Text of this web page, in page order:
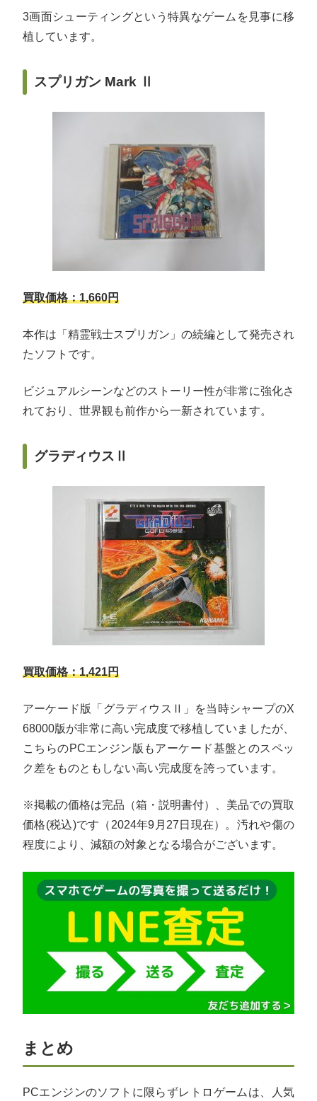
3画面シューティングという特異なゲームを見事に移
植しています。
スプリガン Mark Ⅱ
買取価格：1,660円
本作は「精霊戦士スプリガン」の続編として発売され
たソフトです。
ビジュアルシーンなどのストーリー性が非常に強化さ
れており、世界観も前作から一新されています。
グラディウスⅡ
買取価格：1,421円
アーケード版「グラディウスⅡ」を当時シャープのX
68000版が非常に高い完成度で移植していましたが、
こちらのPCエンジン版もアーケード基盤とのスペッ
ク差をものともしない高い完成度を誇っています。
※掲載の価格は完品（箱・説明書付）、美品での買取
価格(税込)です（2024年9月27日現在）。汚れや傷の
程度により、減額の対象となる場合がございます。
まとめ
PCエンジンのソフトに限らずレトロゲームは、人気